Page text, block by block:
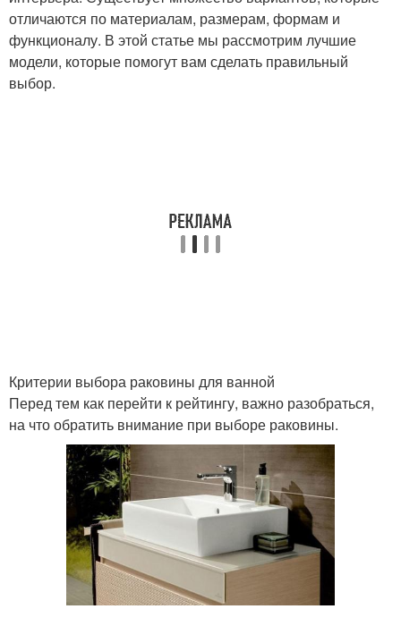
Раковина с
антибактериальным
раковина
Раковина из
натурального камня
Круглая раковина
Раковина из стекла
Раковина с сенсорным
отличаются по материалам, размерам, формам и
функционалу. В этой статье мы рассмотрим лучшие
модели, которые помогут вам сделать правильный
выбор.
Критерии выбора раковины для ванной
Перед тем как перейти к рейтингу, важно разобраться,
на что обратить внимание при выборе раковины.